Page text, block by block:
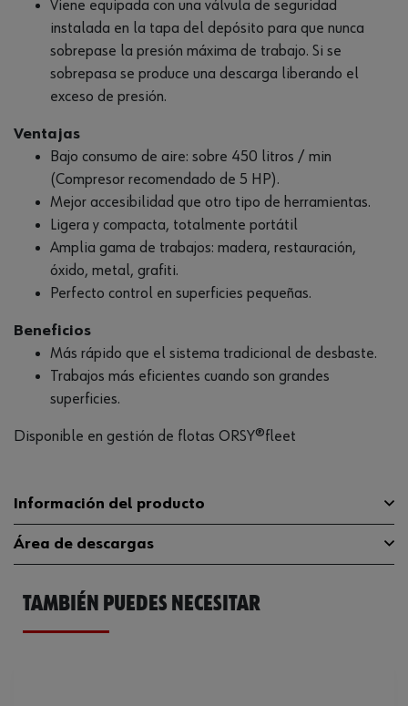
Viene equipada con una válvula de seguridad
instalada en la tapa del depósito para que nunca
sobrepase la presión máxima de trabajo. Si se
sobrepasa se produce una descarga liberando el
exceso de presión.
Ventajas
Bajo consumo de aire: sobre 450 litros / min
(Compresor recomendado de 5 HP).
Mejor accesibilidad que otro tipo de herramientas.
Ligera y compacta, totalmente portátil
Amplia gama de trabajos: madera, restauración,
óxido, metal, grafiti.
Perfecto control en superficies pequeñas.
Beneficios
Más rápido que el sistema tradicional de desbaste.
Trabajos más eficientes cuando son grandes
superficies.
Disponible en gestión de flotas ORSY®fleet
Información del producto
Anchura 350 mm
Peso del producto (por artículo) 13.500 kg
Área de descargas
Manual instrucciones 579049036.pdf
TAMBIÉN PUEDES NECESITAR